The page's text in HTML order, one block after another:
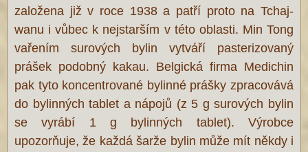
založena již v roce 1938 a patří proto na Tchaj-
wanu i vůbec k nejstarším v této oblasti. Min Tong
vařením surových bylin vytváří pasterizovaný
prášek podobný kakau. Belgická firma Medichin
pak tyto koncentrované bylinné prášky zpracovává
do bylinných tablet a nápojů (z 5 g surových bylin
se vyrábí 1 g bylinných tablet). Výrobce
upozorňuje, že každá šarže bylin může mít někdy i